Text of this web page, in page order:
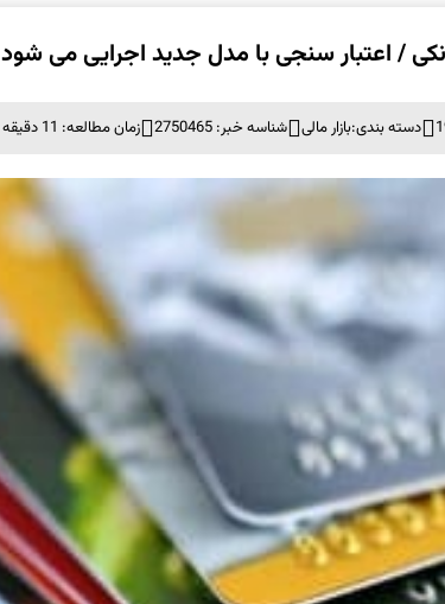
/ اعتبار سنجی با مدل جدید اجرایی می شود
دسته بندی:بازار مالی شناسه خبر: 2750465 زمان مطالعه: 11 دقیقه